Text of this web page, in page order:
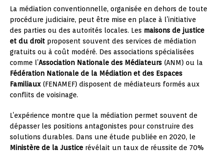
La médiation conventionnelle, organisée en dehors de toute
procédure judiciaire, peut être mise en place à l’initiative
des parties ou des autorités locales. Les maisons de justice
et du droit proposent souvent des services de médiation
gratuits ou à coût modéré. Des associations spécialisées
comme l’Association Nationale des Médiateurs (ANM) ou la
Fédération Nationale de la Médiation et des Espaces
Familiaux(FENAMEF) disposent de médiateurs formés aux
conflits de voisinage.
L’expérience montre que la médiation permet souvent de
dépasser les positions antagonistes pour construire des
solutions durables. Dans une étude publiée en 2020, le
Ministère de la Justice révélait un taux de réussite de 70%